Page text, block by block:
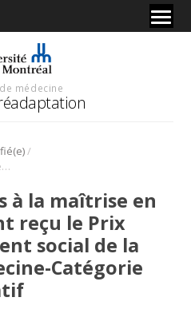
médecine
/
Deux étudiantes à la maîtrise en ergothérapie ont reçu le Prix pour l’engagement social de la Faculté de médecine-Catégorie Projet collaboratif
à la maîtrise en
reçu le Prix
social de la
Catégorie